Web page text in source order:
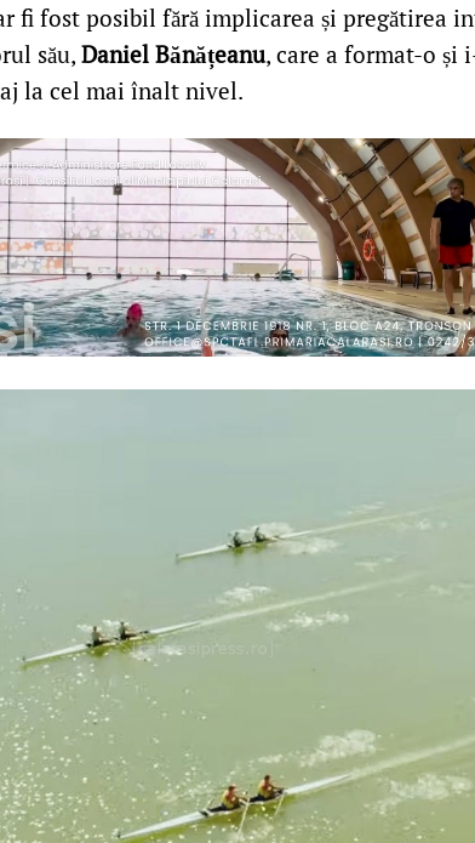
fi fost posibil fără implicarea și pregătirea
său, Daniel Bănățeanu, care a format-o și
la cel mai înalt nivel.